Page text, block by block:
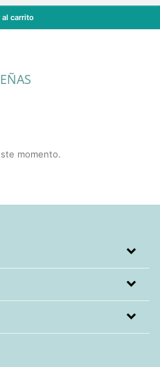
al carrito
momento.